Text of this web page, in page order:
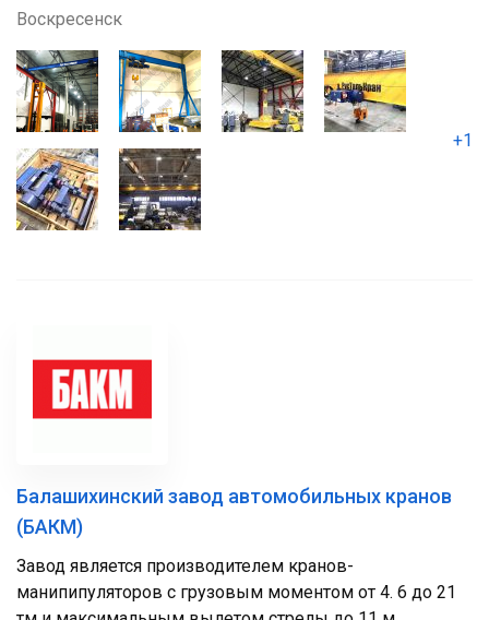
Воскресенск
+1
Балашихинский завод автомобильных кранов
(БАКМ)
Завод является производителем кранов-
манипипуляторов c грузовым моментом от 4. 6 до 21